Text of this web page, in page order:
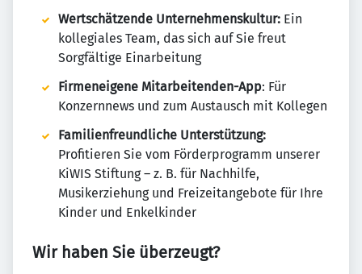
Wertschätzende Unternehmenskultur: Ein
kollegiales Team, das sich auf Sie freut
Sorgfältige Einarbeitung
Firmeneigene Mitarbeitenden-App: Für
Konzernnews und zum Austausch mit Kollegen
Familienfreundliche Unterstützung:
Profitieren Sie vom Förderprogramm unserer
KiWIS Stiftung – z. B. für Nachhilfe,
Musikerziehung und Freizeitangebote für Ihre
Kinder und Enkelkinder
Wir haben Sie überzeugt?